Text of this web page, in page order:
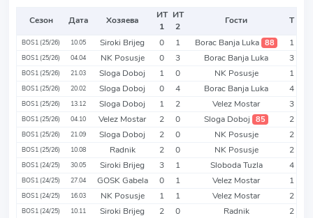
Сезон Дата Хозяева
ИТ
1
ИТ
2
Гости Т
BOS1 (25/26) 10.05 Siroki Brijeg 0 1 Borac Banja Luka 88 1
BOS1 (25/26) 04.04 NK Posusje 0 3 Borac Banja Luka 3
BOS1 (25/26) 21.03 Sloga Doboj 1 0 NK Posusje 1
BOS1 (25/26) 20.02 Sloga Doboj 0 4 Borac Banja Luka 4
BOS1 (25/26) 13.12 Sloga Doboj 1 2 Velez Mostar 3
BOS1 (25/26) 04.10 Velez Mostar 2 0 Sloga Doboj 85 2
BOS1 (25/26) 21.09 Sloga Doboj 2 0 NK Posusje 2
BOS1 (25/26) 10.08 Radnik 2 0 NK Posusje 2
BOS1 (24/25) 30.05 Siroki Brijeg 3 1 Sloboda Tuzla 4
BOS1 (24/25) 27.04 GOSK Gabela 0 1 Velez Mostar 1
BOS1 (24/25) 16.03 NK Posusje 1 1 Velez Mostar 2
BOS1 (24/25) 10.11 Siroki Brijeg 2 0 Radnik 2